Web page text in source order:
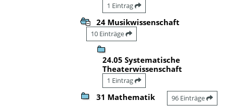
1 Eintrag
24 Musikwissenschaft
10 Einträge
24.05 Systematische
Theaterwissenschaft
1 Eintrag
31 Mathematik 96 Einträge